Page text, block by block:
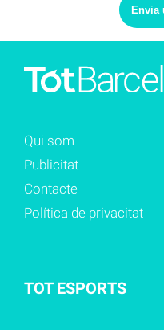
Qui som
Publicitat
Contacte
Política de privacitat
TOT ESPORTS